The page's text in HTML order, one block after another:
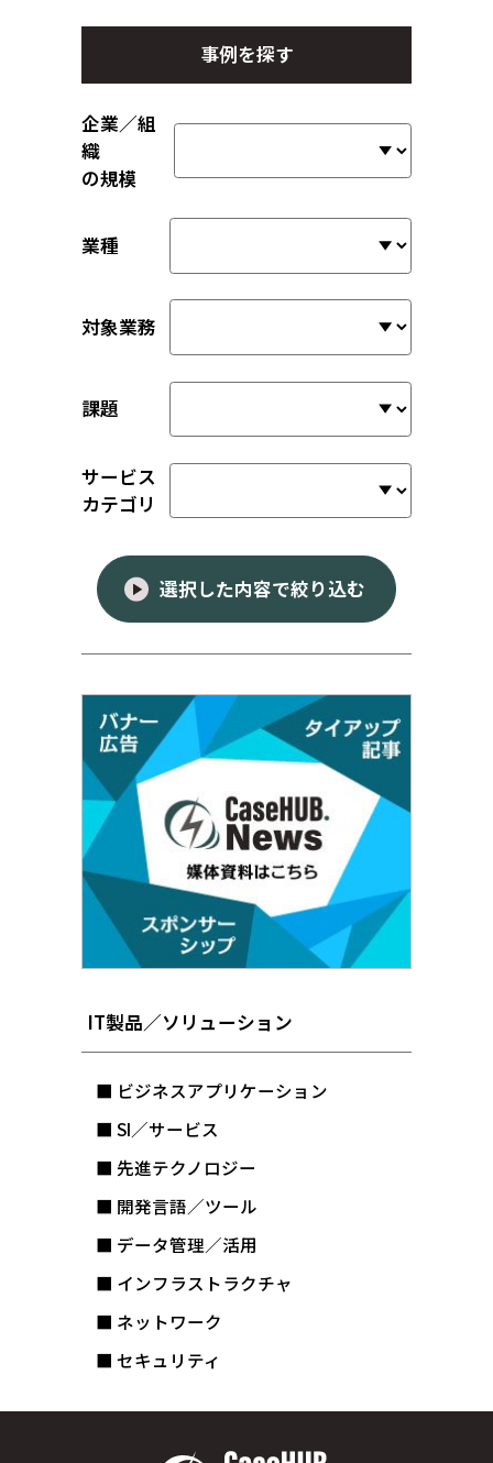
事例を探す
企業／組
織
の規模
業種
対象業務
課題
サービス
カテゴリ
選択した内容で絞り込む
IT製品／ソリューション
■ ビジネスアプリケーション
■ SI／サービス
■ 先進テクノロジー
■ 開発言語／ツール
■ データ管理／活用
■ インフラストラクチャ
■ ネットワーク
■ セキュリティ